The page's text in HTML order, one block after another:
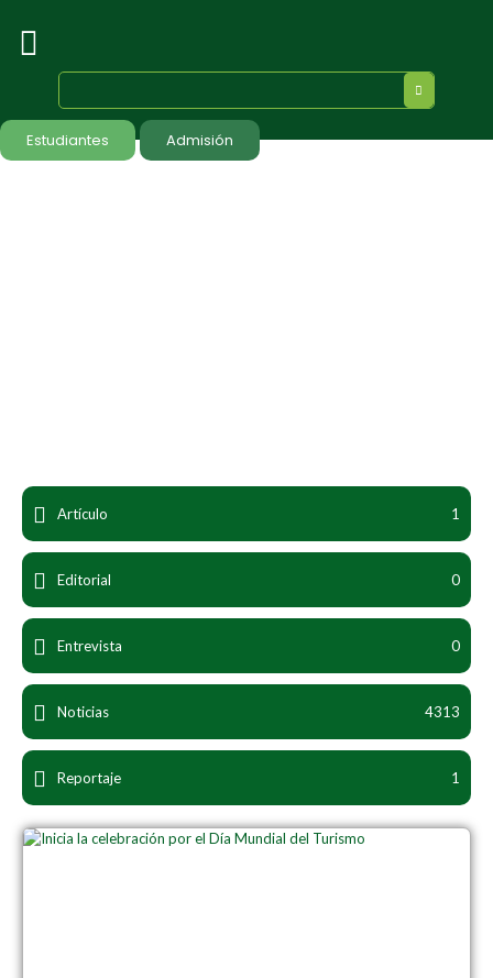
Estudiantes Admisión
Artículo 1
Editorial 0
Entrevista 0
Noticias 4313
Reportaje 1